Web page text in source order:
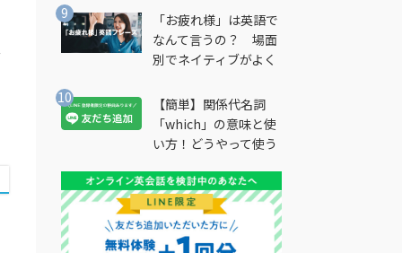
法とは？
「お疲れ様」は英語で
なんて言うの？ 場面
別でネイティブがよく
説
【簡単】関係代名詞
「which」の意味と使
い方！どうやって使う